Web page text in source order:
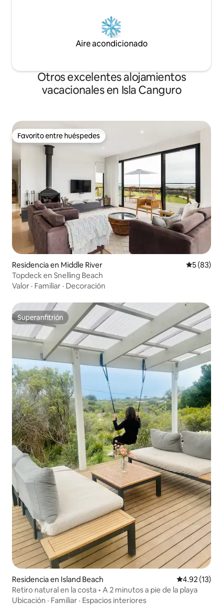
Aire acondicionado
Otros excelentes alojamientos
vacacionales en Isla Canguro
Favorito entre huéspedes
Favorito entre huéspedes
Residencia en Middle River
5 (83)
Topdeck en Snelling Beach
Valor · Familiar · Decoración
Superanfitrión
Superanfitrión
Residencia en Island Beach Calificación
4.92 (13)
Retiro natural en la costa • A 2 minutos a pie de la playa
Ubicación · Familiar · Espacios interiores